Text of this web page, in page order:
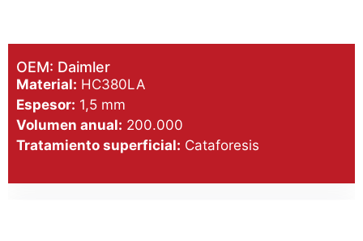
OEM: Daimler
Material: HC380LA
Espesor: 1,5 mm
Volumen anual: 200.000
Tratamiento superficial: Cataforesis